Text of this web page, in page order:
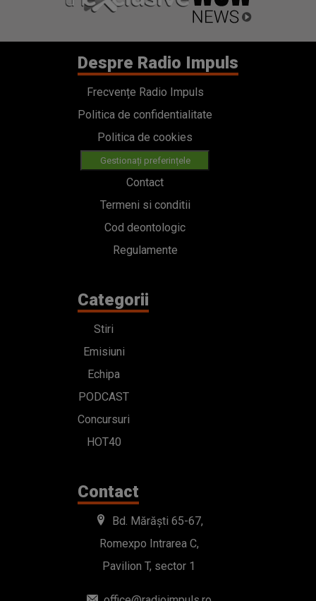
Despre Radio Impuls
Frecvențe Radio Impuls
Politica de confidentialitate
Politica de cookies
Gestionați preferințele
Contact
Termeni si conditii
Cod deontologic
Regulamente
Categorii
Stiri
Emisiuni
Echipa
PODCAST
Concursuri
HOT40
Contact
Bd. Mărăști 65-67,
Romexpo Intrarea C,
Pavilion T, sector 1